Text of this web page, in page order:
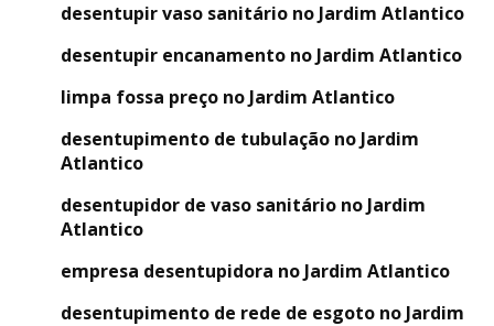
desentupir vaso sanitário no Jardim Atlantico
desentupir encanamento no Jardim Atlantico
limpa fossa preço no Jardim Atlantico
desentupimento de tubulação no Jardim
Atlantico
desentupidor de vaso sanitário no Jardim
Atlantico
empresa desentupidora no Jardim Atlantico
desentupimento de rede de esgoto no Jardim